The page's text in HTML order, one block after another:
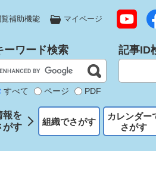
覧補助機能 マイページ
ーワード検索
すべて ページ PDF
記事ID
報を
がす
組織でさがす
カレンダー
さがす